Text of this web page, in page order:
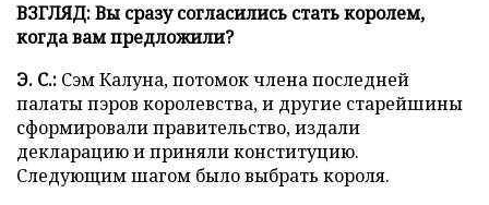
ВЗГЛЯД: Вы сразу согласились стать королем,
когда вам предложили?
Э. С.: Сэм Калуна, потомок члена последней
палаты пэров королевства, и другие старейшины
сформировали правительство, издали
декларацию и приняли конституцию.
Следующим шагом было выбрать короля.